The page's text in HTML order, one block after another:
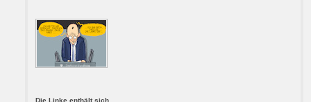
Die Linke enthält sich